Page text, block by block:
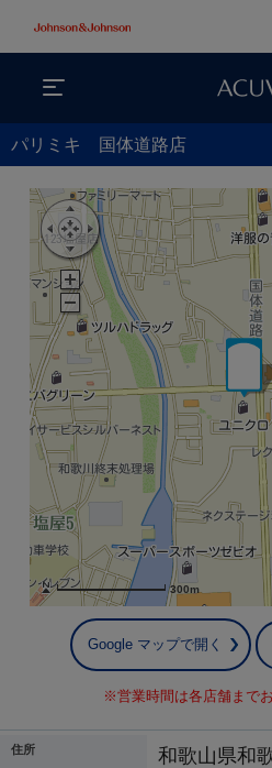
パリミキ 国体道路店
300m
Google マップで開く
※営業時間は各店舗まで
住所 和歌山県和